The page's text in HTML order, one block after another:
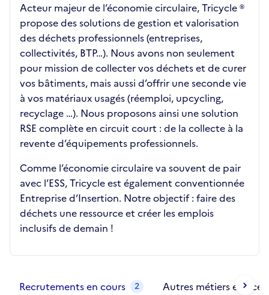
Acteur majeur de l’économie circulaire, Tricycle ®
propose des solutions de gestion et valorisation
des déchets professionnels (entreprises,
collectivités, BTP…). Nous avons non seulement
pour mission de collecter vos déchets et de curer
vos bâtiments, mais aussi d’offrir une seconde vie
à vos matériaux usagés (réemploi, upcycling,
recyclage …). Nous proposons ainsi une solution
RSE complète en circuit court : de la collecte à la
revente d’équipements professionnels.
Comme l’économie circulaire va souvent de pair
avec l’ESS, Tricycle est également conventionnée
Entreprise d’Insertion. Notre objectif : faire des
déchets une ressource et créer les emplois
inclusifs de demain !
Recrutements en cours 2 Autres métiers exercés